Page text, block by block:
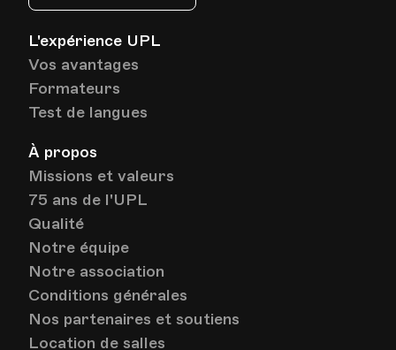
L'expérience UPL
Vos avantages
Formateurs
Test de langues
À propos
Missions et valeurs
75 ans de l'UPL
Qualité
Notre équipe
Notre association
Conditions générales
Nos partenaires et soutiens
Location de salles